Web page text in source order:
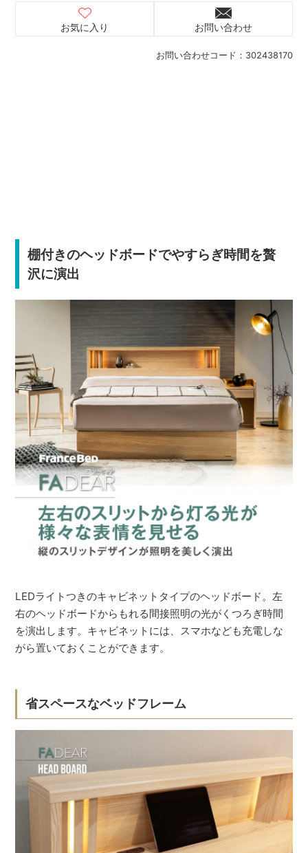
お問い合わせコード： 302438170
お気に入り お問い合わせ
棚付きのヘッドボードでやすらぎ時間を贅
沢に演出
LEDライトつきのキャビネットタイプのヘッドボード。左
右のヘッドボードからもれる間接照明の光がくつろぎ時間
を演出します。キャビネットには、スマホなども充電しな
がら置いておくことができます。
省スペースなベッドフレーム